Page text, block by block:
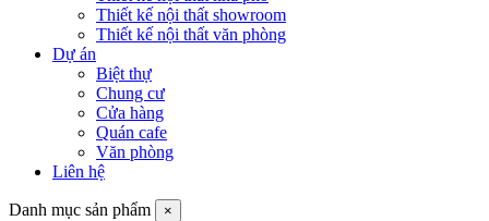
Thiết kế nội thất showroom
Thiết kế nội thất văn phòng
Dự án
Biệt thự
Chung cư
Cửa hàng
Quán cafe
Văn phòng
Liên hệ
Danh mục sản phẩm ×